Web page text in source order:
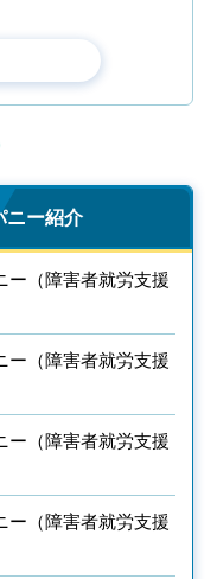
ニー紹介
ー（障害者就労支援
ー（障害者就労支援
ー（障害者就労支援
ー（障害者就労支援